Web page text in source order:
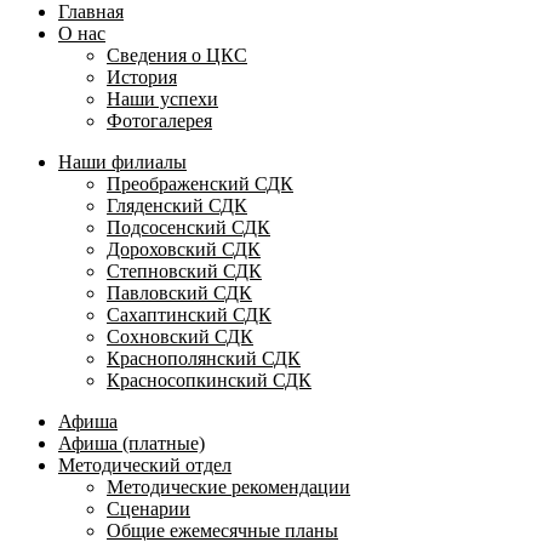
Главная
О нас
Сведения о ЦКС
История
Наши успехи
Фотогалерея
Наши филиалы
Преображенский СДК
Гляденский СДК
Подсосенский СДК
Дороховский СДК
Степновский СДК
Павловский СДК
Сахаптинский СДК
Сохновский СДК
Краснополянский СДК
Красносопкинский СДК
Афиша
Афиша (платные)
Методический отдел
Методические рекомендации
Сценарии
Общие ежемесячные планы